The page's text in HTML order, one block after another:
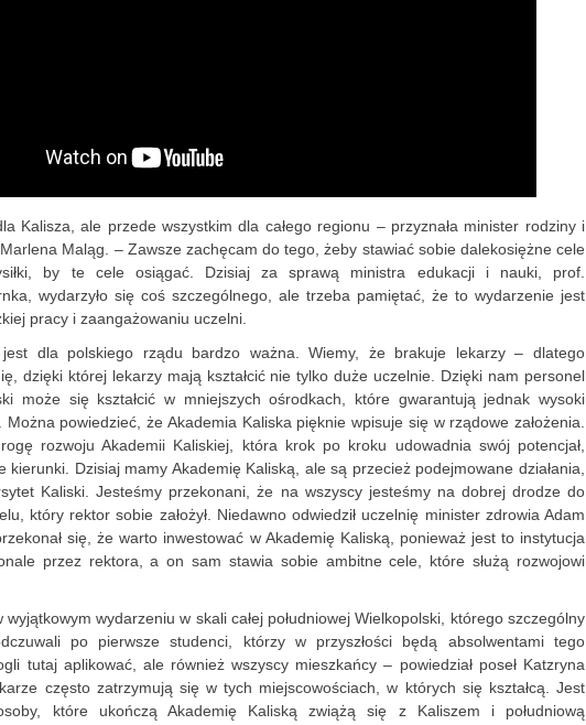
Kalisza, ale przede wszystkim dla całego regionu – przyznała minister rodziny i
Marlena Maląg. – Zawsze zachęcam do tego, żeby stawiać sobie dalekosiężne cele
by te cele osiągać. Dzisiaj za sprawą ministra edukacji i nauki, prof.
wydarzyło się coś szczególnego, ale trzeba pamiętać, że to wydarzenie jest
pracy i zaangażowaniu uczelni.
dla polskiego rządu bardzo ważna. Wiemy, że brakuje lekarzy – dlatego
dzięki której lekarzy mają kształcić nie tylko duże uczelnie. Dzięki nam personel
może się kształcić w mniejszych ośrodkach, które gwarantują jednak wysoki
powiedzieć, że Akademia Kaliska pięknie wpisuje się w rządowe założenia.
rozwoju Akademii Kaliskiej, która krok po kroku udowadnia swój potencjał,
kierunki. Dzisiaj mamy Akademię Kaliską, ale są przecież podejmowane działania,
Kaliski. Jesteśmy przekonani, że na wszyscy jesteśmy na dobrej drodze do
który rektor sobie założył. Niedawno odwiedził uczelnię minister zdrowia Adam
się, że warto inwestować w Akademię Kaliską, ponieważ jest to instytucja
przez rektora, a on sam stawia sobie ambitne cele, które służą rozwojowi
wydarzeniu w skali całej południowej Wielkopolski, którego szczególny
po pierwsze studenci, którzy w przyszłości będą absolwentami tego
tutaj aplikować, ale również wszyscy mieszkańcy – powiedział poseł Katzryna
często zatrzymują się w tych miejscowościach, w których się kształcą. Jest
które ukończą Akademię Kaliską zwiążą się z Kaliszem i południową